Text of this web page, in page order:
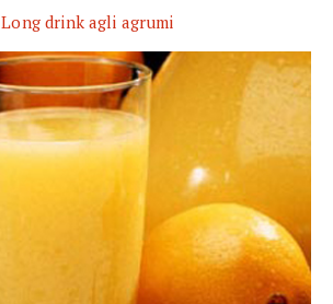
Long drink agli agrumi